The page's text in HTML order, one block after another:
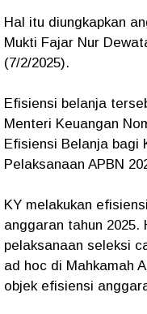
Hal itu diungkapkan
Mukti Fajar Nur
(7/2/2025).
Efisiensi belanja
Menteri Keuangan
Efisiensi Belanja bagi
Pelaksanaan APBN
KY melakukan
anggaran tahun
pelaksanaan seleksi
ad hoc di Mahkamah
objek efisiensi